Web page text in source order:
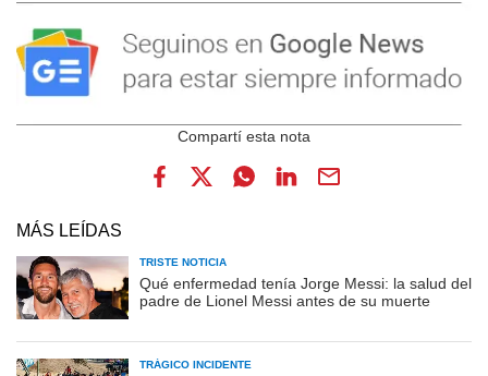
MÁS LEÍDAS
TRISTE NOTICIA
Qué enfermedad tenía Jorge Messi: la salud del
padre de Lionel Messi antes de su muerte
TRÁGICO INCIDENTE